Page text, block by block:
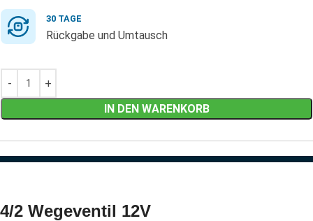
30 TAGE
Rückgabe und Umtausch
IN DEN WARENKORB
4/2 Wegeventil 12V